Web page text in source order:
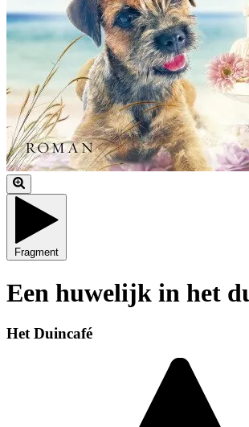
Fragment
Een huwelijk in het
Het Duincafé